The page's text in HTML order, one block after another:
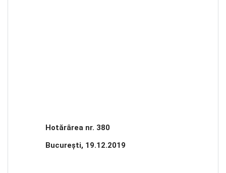
Hotărârea nr. 380
Bucureşti, 19.12.2019